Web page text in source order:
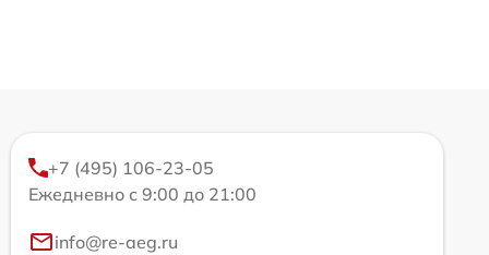
+7 (495) 106-23-05
Ежедневно с 9:00 до 21:00
info@re-aeg.ru